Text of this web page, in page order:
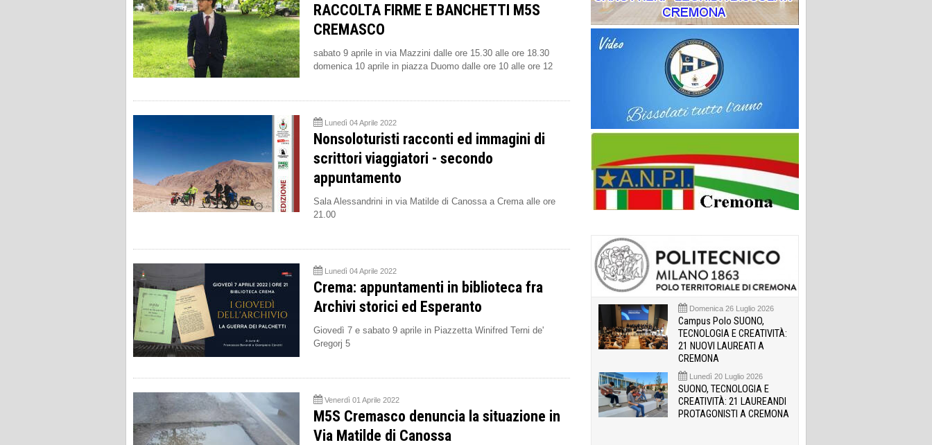
RACCOLTA FIRME E BANCHETTI M5S
CREMASCO
sabato 9 aprile in via Mazzini dalle ore 15.30 alle ore 18.30
domenica 10 aprile in piazza Duomo dalle ore 10 alle ore 12
Lunedì 04 Aprile 2022
Nonsoloturisti racconti ed immagini di
scrittori viaggiatori - secondo
appuntamento
Sala Alessandrini in via Matilde di Canossa a Crema alle ore
21.00
Lunedì 04 Aprile 2022
Crema: appuntamenti in biblioteca fra
Archivi storici ed Esperanto
Giovedì 7 e sabato 9 aprile in Piazzetta Winifred Terni de'
Gregorj 5
Venerdì 01 Aprile 2022
M5S Cremasco denuncia la situazione in
Via Matilde di Canossa
Domenica 26 Luglio 2026
Campus Polo SUONO,
TECNOLOGIA E CREATIVITÀ:
21 NUOVI LAUREATI A
CREMONA
Lunedì 20 Luglio 2026
SUONO, TECNOLOGIA E
CREATIVITÀ: 21 LAUREANDI
PROTAGONISTI A CREMONA